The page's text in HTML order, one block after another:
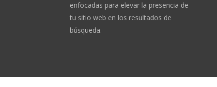
enfocadas para elevar la presencia de
tu sitio web en los resultados de
búsqueda.